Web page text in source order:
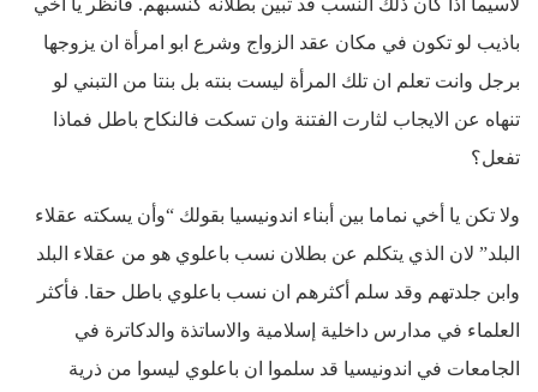
باذيب لو تكون في مكان عقد الزواج وشرع ابو امرأة ان يزوجها
برجل وانت تعلم ان تلك المرأة ليست بنته بل بنتا من التبني لو
تنهاه عن الايجاب لثارت الفتنة وان تسكت فالنكاح باطل فماذا
تفعل؟
ولا تكن يا أخي نماما بين أبناء اندونيسيا بقولك “وأن يسكته عقلاء
البلد” لان الذي يتكلم عن بطلان نسب باعلوي هو من عقلاء البلد
وابن جلدتهم وقد سلم أكثرهم ان نسب باعلوي باطل حقا. فأكثر
العلماء في مدارس داخلية إسلامية والاساتذة والدكاترة في
الجامعات في اندونيسيا قد سلموا ان باعلوي ليسوا من ذرية